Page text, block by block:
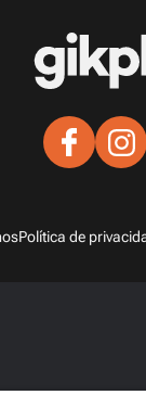
Política de